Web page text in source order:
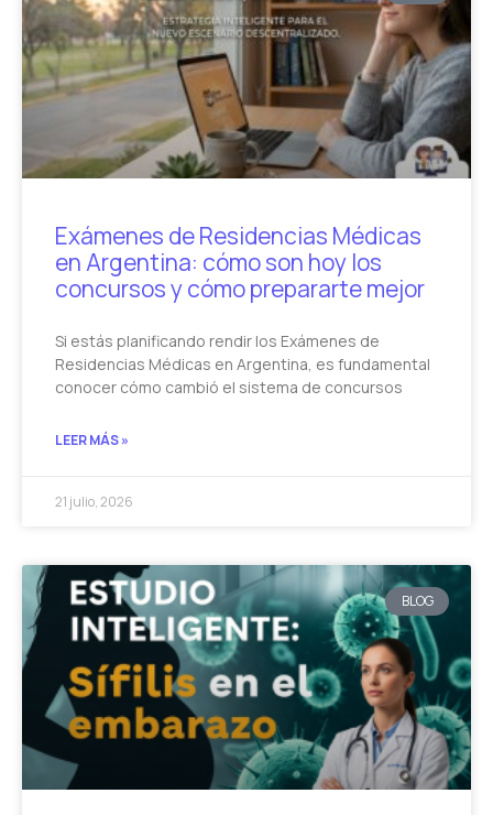
Exámenes de Residencias Médicas
en Argentina: cómo son hoy los
concursos y cómo prepararte mejor
Si estás planificando rendir los Exámenes de
Residencias Médicas en Argentina, es fundamental
conocer cómo cambió el sistema de concursos
LEER MÁS »
21 julio, 2026
BLOG